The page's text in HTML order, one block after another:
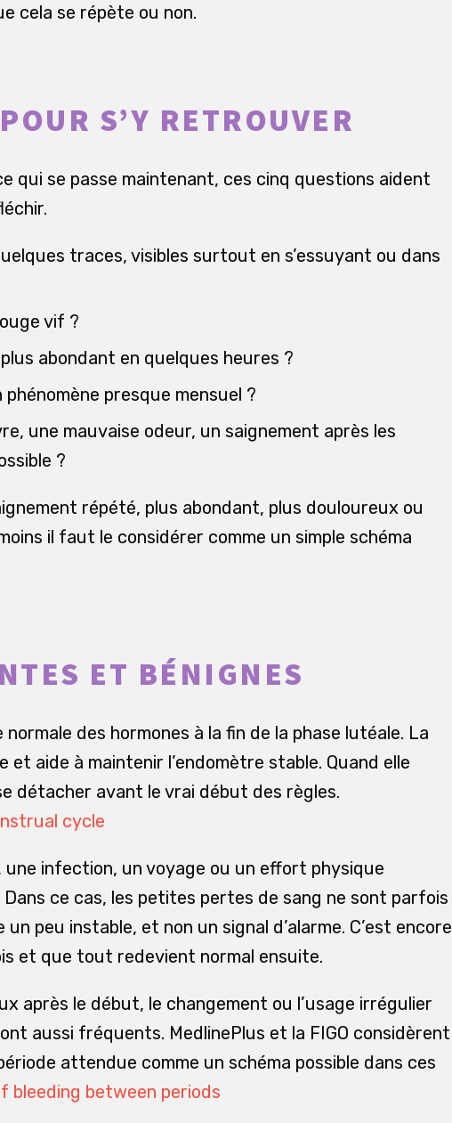
cela se répète ou non.
S’Y RETROUVER
qui se passe maintenant, ces cinq questions aident
traces, visibles surtout en s’essuyant ou dans
vif ?
abondant en quelques heures ?
presque mensuel ?
une mauvaise odeur, un saignement après les
?
répété, plus abondant, plus douloureux ou
il faut le considérer comme un simple schéma
ET BÉNIGNES
des hormones à la fin de la phase lutéale. La
aide à maintenir l’endomètre stable. Quand elle
détacher avant le vrai début des règles.
cycle
une infection, un voyage ou un effort physique
ce cas, les petites pertes de sang ne sont parfois
peu instable, et non un signal d’alarme. C’est encore
et que tout redevient normal ensuite.
après le début, le changement ou l’usage irrégulier
aussi fréquents. MedlinePlus et la FIGO considèrent
attendue comme un schéma possible dans ces
bleeding between periods